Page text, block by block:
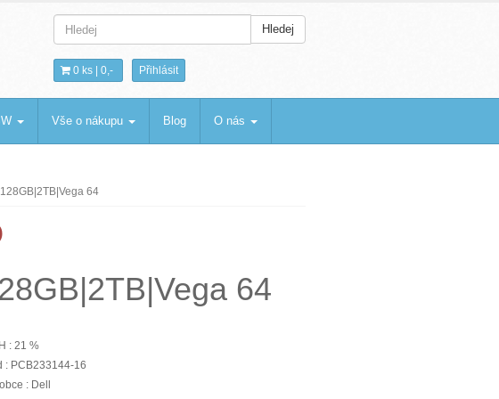
Hledej
0 ks | 0,- Přihlásit
Vše o nákupu Blog O nás
64
64
: 21 %
: PCB233144-16
: Dell